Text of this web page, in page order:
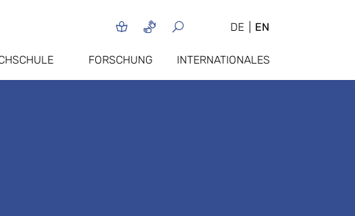
DE EN
FORSCHUNG INTERNATIONALES